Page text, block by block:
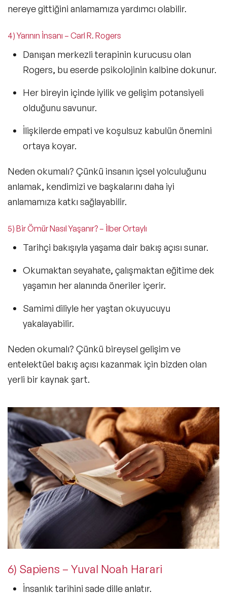
nereye gittiğini anlamamıza yardımcı olabilir.
4) Yarının İnsanı – Carl R. Rogers
Danışan merkezli terapinin kurucusu olan
Rogers, bu eserde psikolojinin kalbine dokunur.
Her bireyin içinde iyilik ve gelişim potansiyeli
olduğunu savunur.
İlişkilerdeempati ve koşulsuz kabulün önemini
ortaya koyar.
Neden okumalı? Çünkü insanın içsel yolculuğunu
anlamak, kendimizi ve başkalarını daha iyi
anlamamıza katkı sağlayabilir.
5) Bir Ömür Nasıl Yaşanır? – İlber Ortaylı
Tarihçi bakışıyla yaşama dair bakış açısı sunar.
Okumaktan seyahate, çalışmaktan eğitime dek
yaşamın her alanında öneriler içerir.
Samimi diliyle her yaştan okuyucuyu
yakalayabilir.
Neden okumalı? Çünkü bireysel gelişim ve
entelektüel bakış açısı kazanmak için bizden olan
yerli bir kaynak şart.
6) Sapiens – Yuval Noah Harari
İnsanlık tarihini sade dilleanlatır.